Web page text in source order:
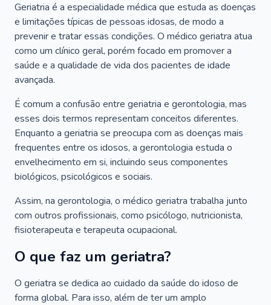
Geriatria é a especialidade médica que estuda as doenças
e limitações típicas de pessoas idosas, de modo a
prevenir e tratar essas condições. O médico geriatra atua
como um clínico geral, porém focado em promover a
saúde e a qualidade de vida dos pacientes de idade
avançada.
É comum a confusão entre geriatria e gerontologia, mas
esses dois termos representam conceitos diferentes.
Enquanto a geriatria se preocupa com as doenças mais
frequentes entre os idosos, a gerontologia estuda o
envelhecimento em si, incluindo seus componentes
biológicos, psicológicos e sociais.
Assim, na gerontologia, o médico geriatra trabalha junto
com outros profissionais, como psicólogo, nutricionista,
fisioterapeuta e terapeuta ocupacional.
O que faz um geriatra?
O geriatra se dedica ao cuidado da saúde do idoso de
forma global. Para isso, além de ter um amplo